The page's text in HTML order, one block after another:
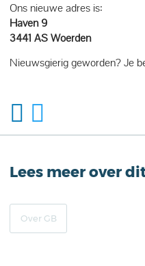
Ons nieuwe adres is:
Haven 9
3441 AS Woerden
Nieuwsgierig geworden? Je
Lees meer over
Over GB